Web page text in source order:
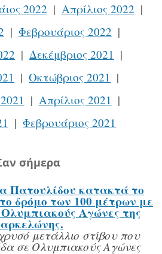
2022
Απρίλιος 2022
Φεβρουάριος 2022
Δεκέμβριος 2021
Οκτώβριος 2021
Απρίλιος 2021
Φεβρουάριος 2021
σήμερα
Πατουλίδου κατακτά το
δρόμο των 100 μέτρων με
Αγώνες της
μετάλλιο στίβου που
σε Ολυμπιακούς Αγώνες